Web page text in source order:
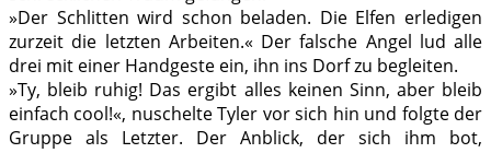
»Der Schlitten wird schon beladen. Die Elfen erledigen
zurzeit die letzten Arbeiten.« Der falsche Angel lud alle
drei mit einer Handgeste ein, ihn ins Dorf zu begleiten.
»Ty, bleib ruhig! Das ergibt alles keinen Sinn, aber bleib
einfach cool!«, nuschelte Tyler vor sich hin und folgte der
Gruppe als Letzter. Der Anblick, der sich ihm bot,